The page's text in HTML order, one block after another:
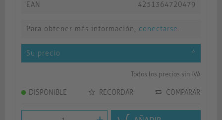
EAN 4251364720479
Para obtener más información, conectarse.
Su precio *
Todos los precios sin IVA
DISPONIBLE RECORDAR COMPARAR